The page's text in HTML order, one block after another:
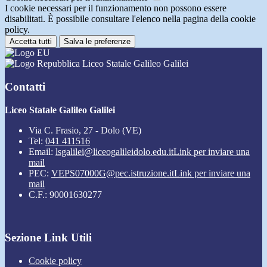
I cookie necessari per il funzionamento non possono essere
disabilitati. È possibile consultare l'elenco nella pagina della cookie
policy.
Accetta tutti Salva le preferenze
Liceo Statale Galileo Galilei
Contatti
Liceo Statale Galileo Galilei
Via C. Frasio, 27 - Dolo (VE)
Tel: 041 411516
Email: lsgalilei@liceogalileidolo.edu.itLink per inviare una
mail
PEC: VEPS07000G@pec.istruzione.itLink per inviare una
mail
C.F.: 90001630277
Sezione Link Utili
Cookie policy